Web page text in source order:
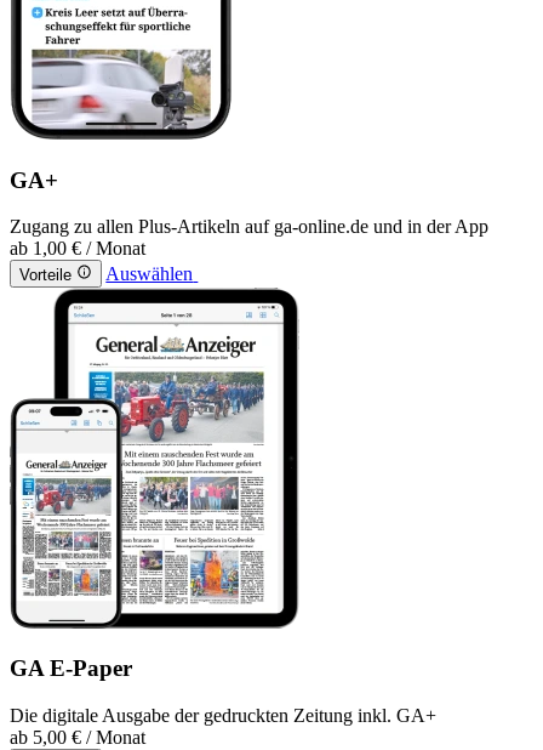
GA+
Zugang zu allen Plus-Artikeln auf ga-online.de und in der App
ab 1,00 € / Monat
Vorteile Auswählen
GA E-Paper
Die digitale Ausgabe der gedruckten Zeitung inkl. GA+
ab 5,00 € / Monat